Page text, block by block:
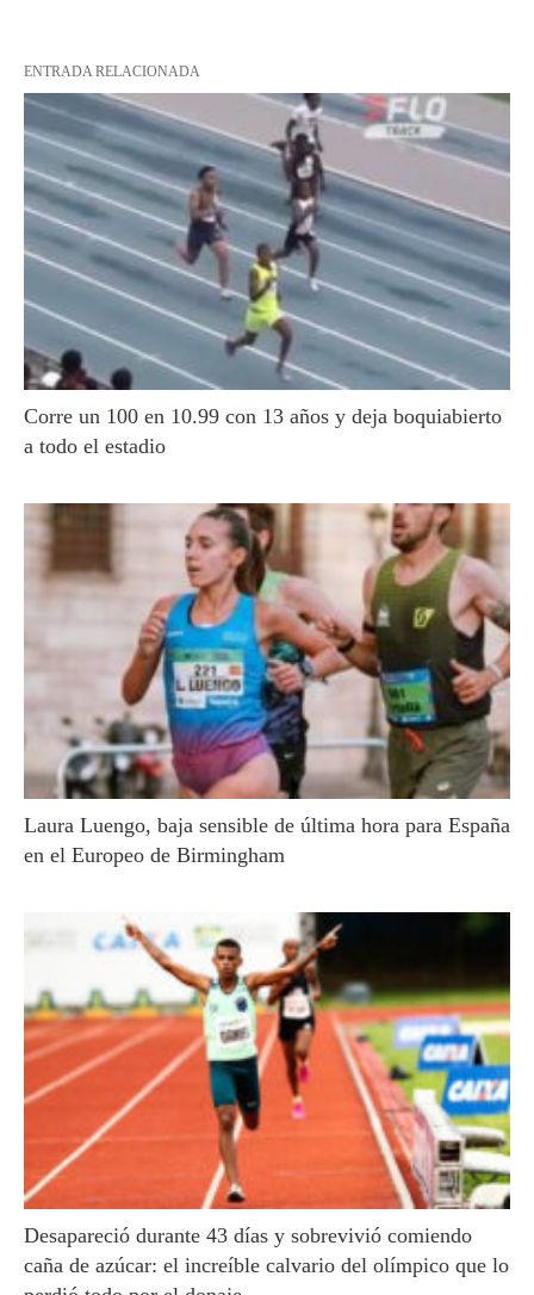
ENTRADA RELACIONADA
Corre un 100 en 10.99 con 13 años y deja boquiabierto
a todo el estadio
Laura Luengo, baja sensible de última hora para España
en el Europeo de Birmingham
Desapareció durante 43 días y sobrevivió comiendo
caña de azúcar: el increíble calvario del olímpico que lo